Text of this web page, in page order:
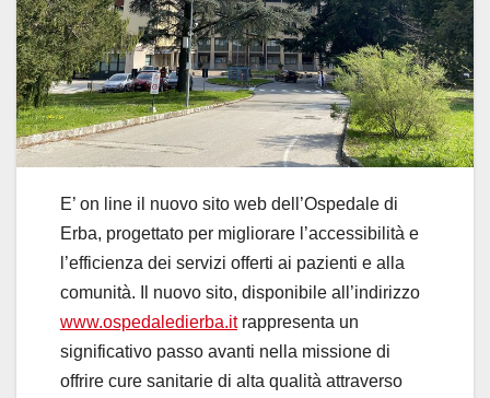
E’ on line il nuovo sito web dell’Ospedale di
Erba, progettato per migliorare l’accessibilità e
l’efficienza dei servizi offerti ai pazienti e alla
comunità. Il nuovo sito, disponibile all’indirizzo
www.ospedaledierba.itrappresenta un
significativo passo avanti nella missione di
offrire cure sanitarie di alta qualità attraverso